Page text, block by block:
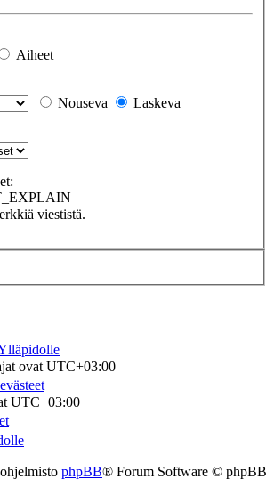
Aiheet
Nouseva
Laskeva
viestistä.
ovat UTC+03:00
UTC+03:00
phpBB® Forum Software © phpBB